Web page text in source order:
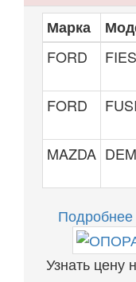
Марка
FORD
FORD
MAZDA
Подробнее
Узнать цену